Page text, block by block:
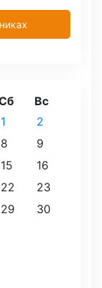
Вс
1
2
8
9
15
16
22
23
29
30